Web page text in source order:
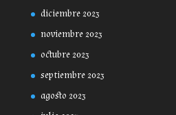
diciembre 2023
noviembre 2023
octubre 2023
septiembre 2023
agosto 2023